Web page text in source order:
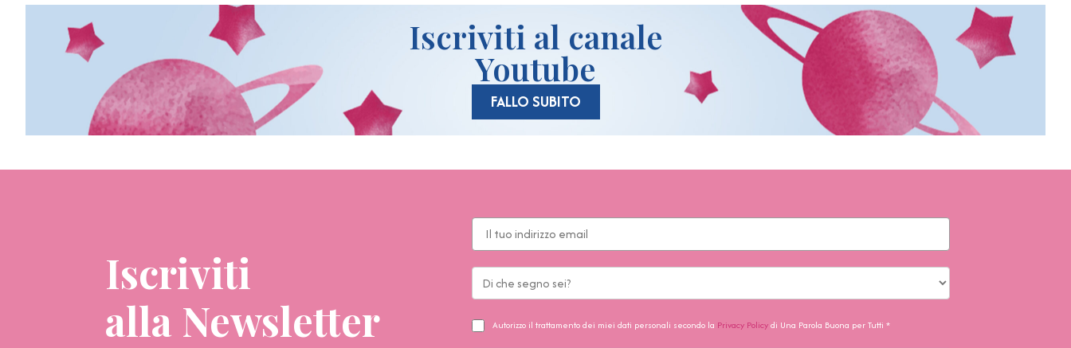
Iscriviti al canale
Youtube
FALLO SUBITO
Iscriviti
alla Newsletter
Autorizzo il trattamento dei miei dati personali secondo la Privacy Policydi Una Parola Buona per Tutti *